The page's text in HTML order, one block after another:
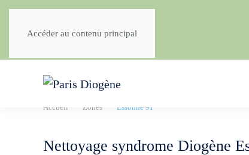
Accéder au contenu principal
Accueil Zones Essonne 91
Nettoyage syndrome Diogène